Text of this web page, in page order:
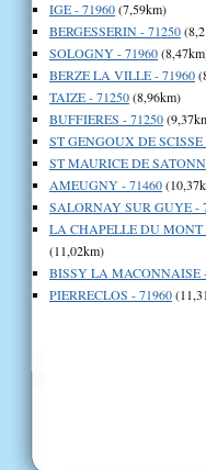
IGE - 71960(7,59km)
BERGESSERIN - 71250
SOLOGNY - 71960
BERZE LA VILLE - 71960
TAIZE - 71250(8,96km)
BUFFIERES - 71250
ST GENGOUX DE SCISSE
ST MAURICE DE
AMEUGNY - 71460
SALORNAY SUR GUYE -
LA CHAPELLE DU MONT
(11,02km)
BISSY LA MACONNAISE
PIERRECLOS - 71960